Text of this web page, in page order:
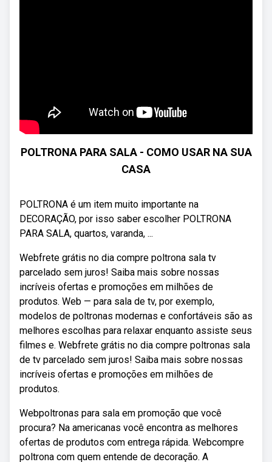
POLTRONA PARA SALA - COMO USAR NA SUA
CASA
POLTRONA é um item muito importante na
DECORAÇÃO, por isso saber escolher POLTRONA
PARA SALA, quartos, varanda, ...
Webfrete grátis no dia compre poltrona sala tv
parcelado sem juros! Saiba mais sobre nossas
incríveis ofertas e promoções em milhões de
produtos. Web — para sala de tv, por exemplo,
modelos de poltronas modernas e confortáveis são as
melhores escolhas para relaxar enquanto assiste seus
filmes e. Webfrete grátis no dia compre poltronas sala
de tv parcelado sem juros! Saiba mais sobre nossas
incríveis ofertas e promoções em milhões de
produtos.
Webpoltronas para sala em promoção que você
procura? Na americanas você encontra as melhores
ofertas de produtos com entrega rápida. Webcompre
poltrona com quem entende de decoração. A